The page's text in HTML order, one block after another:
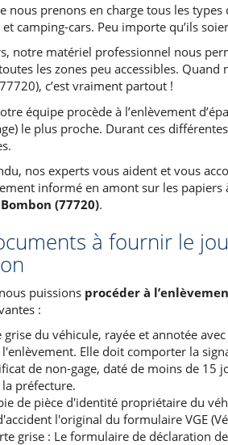
nous prenons en charge tous les
et camping-cars. Peu importe qu’ils
notre matériel professionnel nous
les zones peu accessibles.
c’est vraiment partout !
équipe procède à l’enlèvement
le plus proche. Durant ces
nos experts vous aident et vous
informé en amont sur les papiers
(77720).
à fournir le
puissions procéder à
:
grise du véhicule, rayée et annotée
l'enlèvement. Elle doit comporter la
de non-gage, daté de moins de 15
préfecture.
de pièce d'identité propriétaire du
l'original du formulaire VGE
grise : Le formulaire de déclaration